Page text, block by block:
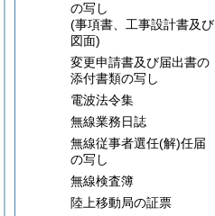
の写し
(事項書、工事設計書及び
図面)
変更申請書及び届出書の
添付書類の写し
電波法令集
無線業務日誌
無線従事者選任(解)任届
の写し
無線検査簿
陸上移動局の証票